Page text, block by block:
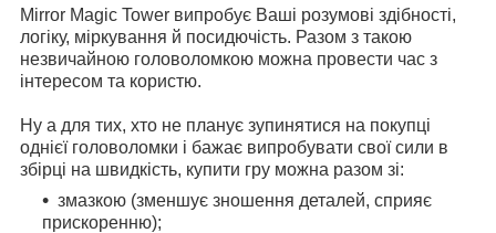
Mirror Magic Tower випробує Ваші розумові здібності,
логіку, міркування й посидючість. Разом з такою
незвичайною головоломкою можна провести час з
інтересом та користю.
Ну а для тих, хто не планує зупинятися на покупці
однієї головоломки і бажає випробувати свої сили в
збірці на швидкість, купити гру можна разом зі:
змазкою (зменшує зношення деталей, сприяє
прискоренню);